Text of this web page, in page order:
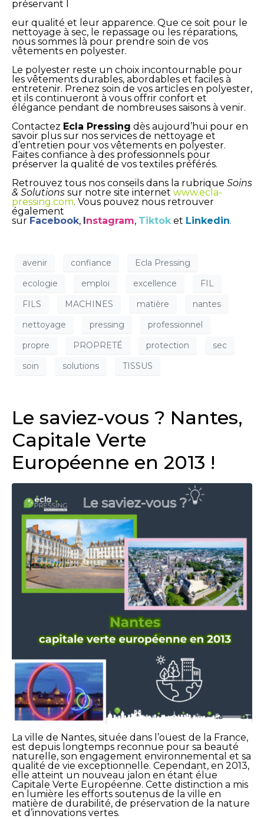
préservant l
eur qualité et leur apparence. Que ce soit pour le
nettoyage à sec, le repassage ou les réparations,
nous sommes là pour prendre soin de vos
vêtements en polyester.
Le polyester reste un choix incontournable pour
les vêtements durables, abordables et faciles à
entretenir. Prenez soin de vos articles en polyester,
et ils continueront à vous offrir confort et
élégance pendant de nombreuses saisons à venir.
Contactez Ecla Pressing dès aujourd’hui pour en
savoir plus sur nos services de nettoyage et
d’entretien pour vos vêtements en polyester.
Faites confiance à des professionnels pour
préserver la qualité de vos textiles préférés.
Retrouvez tous nos conseils dans la rubrique Soins
& Solutions sur notre site internet www.ecla-
pressing.com. Vous pouvez nous retrouver
également
sur Facebook, nstagram, Tiktok et Linkedin.
avenir confiance
Ecla Pressing
ecologie
emploi excellence
FIL
FILS
MACHINES matière
nantes
nettoyage
pressing
professionnel
propre
PROPRETÉ protection
sec
soin
solutions TISSUS
Le saviez-vous ? Nantes,
Capitale Verte
Européenne en 2013 !
La ville de Nantes, située dans l’ouest de la France,
est depuis longtemps reconnue pour sa beauté
naturelle, son engagement environnemental et sa
qualité de vie exceptionnelle. Cependant, en 2013,
elle atteint un nouveau jalon en étant élue
Capitale Verte Européenne. Cette distinction a mis
en lumière les efforts soutenus de la ville en
matière de durabilité, de préservation de la nature
et d’innovations vertes.